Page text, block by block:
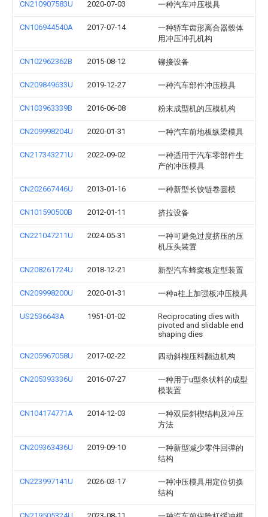
CN210907583U 2020-07-03 一种汽车冲压模具
CN106944540A 2017-07-14
一种轿车齿形离合器毂体
用冲压冲孔机构
CN102962362B 2015-08-12 铆接设备
CN209849633U 2019-12-27 一种汽车部件冲压模具
CN103963339B 2016-06-08 粉末成型机的压模机构
CN209998204U 2020-01-31 一种汽车前地板纵梁模具
CN217343271U 2022-09-02
一种适用于汽车零部件生
产的冲压模具
CN202667446U 2013-01-16 一种新型长铰链卷圆模
CN101590500B 2012-01-11 挤拉设备
CN221047211U 2024-05-31
一种可避免过度挤压的压
机压头装置
CN208261724U 2018-12-21 新型汽车蜂窝板定型装置
CN209998200U 2020-01-31 一种a柱上加强板冲压模具
US2536643A 1951-01-02
Reciprocating dies with
pivoted and slidable end
shaping dies
CN205967058U 2017-02-22 四动斜楔压料翻边机构
CN205393336U 2016-07-27
一种用于u型条状料的成型
模装置
CN104174771A 2014-12-03
一种双层斜楔结构及冲压
方法
CN209363436U 2019-09-10
一种新型减少零件回弹的
结构
CN223997141U 2026-03-17
一种冲压模具用定位切换
结构